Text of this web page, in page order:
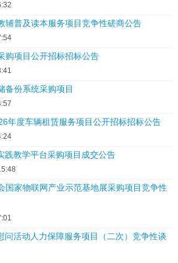
辅普及读本服务项目竞争性磋商公告
购项目公开招标招标公告
备份系统采购项目
年度车辆租赁服务项目公开招标招标公告
践教学平台采购项目成交公告
国家物联网产业示范基地展采购项目竞争性
问活动人力保障服务项目（二次）竞争性谈